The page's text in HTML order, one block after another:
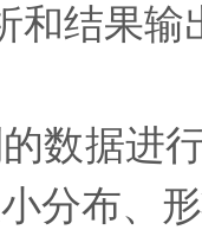
结果输
据进行
分布、